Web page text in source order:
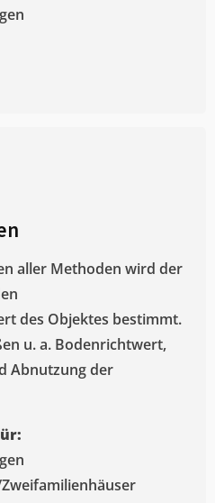
aller Methoden wird der
des Objektes bestimmt.
u. a. Bodenrichtwert,
Abnutzung der